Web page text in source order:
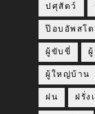
ปศุสัตว์
ป๊อบอัพสโต
ผู้ขับขี่
ผู้ใหญ่บ้าน
ฝน ฝรั่ง